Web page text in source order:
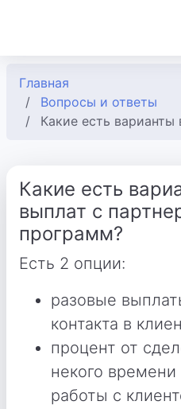
Главная
Вопросы и ответы
Какие есть варианты
Какие есть
выплат с
программ?
Есть 2 опции:
разовые
контакта в
процент от
некого
работы с